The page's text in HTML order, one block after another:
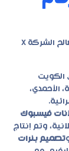
لصالح الشركة X
الكويت
الأحمدي،
فيسبوك
وتم إنتاج
تصميم بنرات